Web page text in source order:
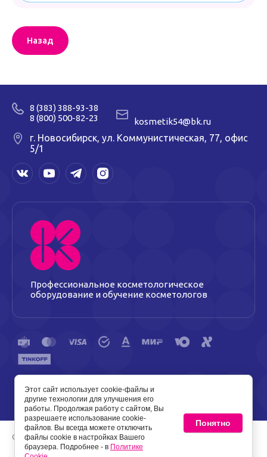
Назад
8 (383) 388-93-38
8 (800) 500-82-23
kosmetik54@bk.ru
г. Новосибирск, ул. Коммунистическая, 77, офис
5/1
Профессиональное косметологическое
оборудование и обучение косметологов
Политика конфиденциальности Политика Cookie
Copyright © 2013 - 2026 Косметик
Этот сайт использует cookie-файлы и
другие технологии для улучшения его
работы. Продолжая работу с сайтом, Вы
разрешаете использование cookie-
файлов. Вы всегда можете отключить
файлы cookie в настройках Вашего
браузера. Подробнее - в Политике
Понятно